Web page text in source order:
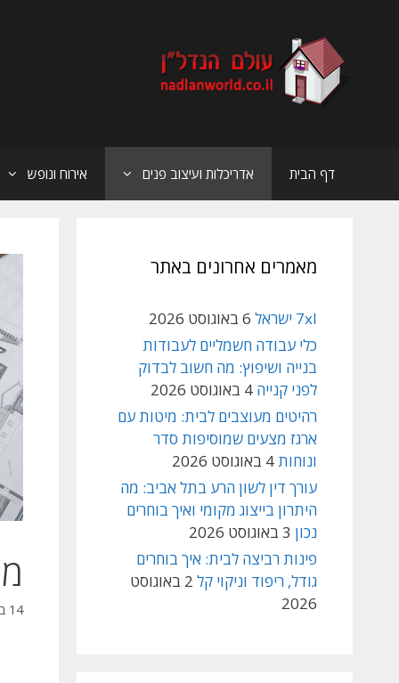
דף הבית אדריכלות ועיצוב פנים אירוח ונופש
14 בספטמבר 2021
מאמרים אחרונים באתר
7xl ישראל
6 באוגוסט 2026
כלי עבודה חשמליים לעבודות
בנייה ושיפוץ: מה חשוב לבדוק
לפני קנייה 4 באוגוסט 2026
רהיטים מעוצבים לבית: מיטות עם
ארגז מצעים שמוסיפות סדר
ונוחות4 באוגוסט 2026
עורך דין לשון הרע בתל אביב: מה
היתרון בייצוג מקומי ואיך בוחרים
נכון 3 באוגוסט 2026
פינות רביצה לבית: איך בוחרים
גודל, ריפוד וניקוי קל
2 באוגוסט
2026